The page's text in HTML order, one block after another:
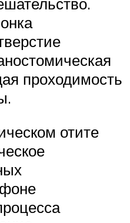
проходимость
отите